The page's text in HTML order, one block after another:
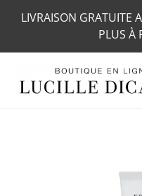
LIVRAISON GRATUITE
PLUS À